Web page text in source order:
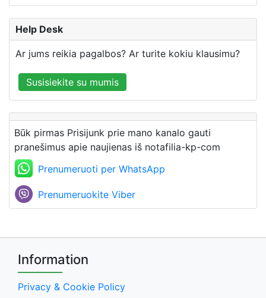
Help Desk
Ar jums reikia pagalbos? Ar turite kokiu klausimu?
Susisiekite su mumis
Būk pirmas Prisijunk prie mano kanalo gauti
pranešimus apie naujienas iš notafilia-kp-com
Prenumeruoti per WhatsApp
Prenumeruokite Viber
Information
Privacy & Cookie Policy